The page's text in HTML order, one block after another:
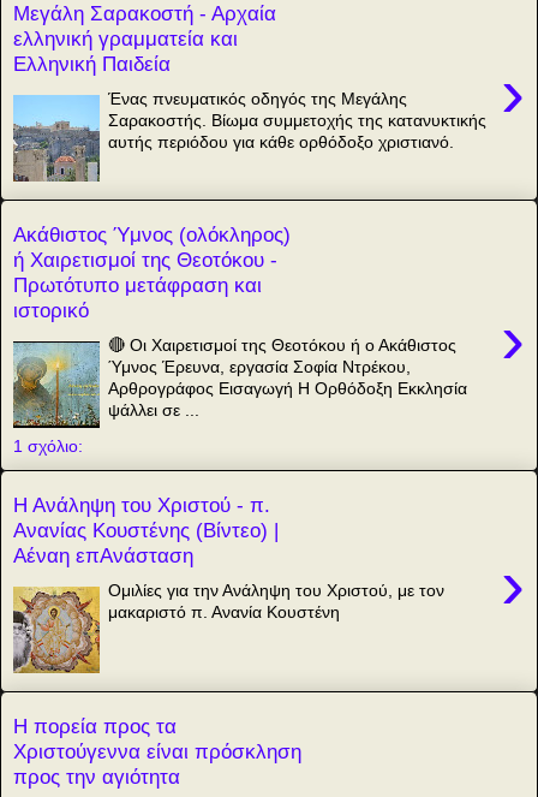
Μεγάλη Σαρακοστή - Αρχαία
ελληνική γραμματεία και
Ελληνική Παιδεία
›
Ένας πνευματικός οδηγός της Μεγάλης
Σαρακοστής. Βίωμα συμμετοχής της κατανυκτικής
αυτής περιόδου για κάθε ορθόδοξο χριστιανό.
Ακάθιστος Ύμνος (ολόκληρος)
ή Χαιρετισμοί της Θεοτόκου -
Πρωτότυπο μετάφραση και
ιστορικό
›
🔴 Οι Χαιρετισμοί της Θεοτόκου ή ο Ακάθιστος
Ύμνος Έρευνα, εργασία Σοφία Ντρέκου,
Αρθρογράφος Εισαγωγή Η Ορθόδοξη Εκκλησία
ψάλλει σε ...
1 σχόλιο:
Η Ανάληψη του Χριστού - π.
Ανανίας Κουστένης (Βίντεο) |
Αέναη επΑνάσταση
›
Ομιλίες για την Ανάληψη του Χριστού, με τον
μακαριστό π. Ανανία Κουστένη
Η πορεία προς τα
Χριστούγεννα είναι πρόσκληση
προς την αγιότητα